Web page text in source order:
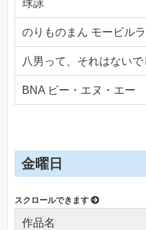
球詠
のりものまん モービル
八男って、それはないで
BNA ビー・エヌ・エー
金曜日
作品名